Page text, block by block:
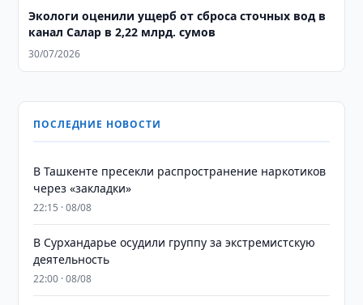
Экологи оценили ущерб от сброса сточных вод в
канал Салар в 2,22 млрд. сумов
30/07/2026
ПОСЛЕДНИЕ НОВОСТИ
В Ташкенте пресекли распространение наркотиков
через «закладки»
22:15 · 08/08
В Сурхандарье осудили группу за экстремистскую
деятельность
22:00 · 08/08